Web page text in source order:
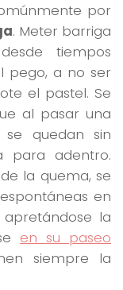
por
. Meter barriga
tiempos
pego, a no ser
el pastel. Se
al pasar una
quedan sin
para adentro.
la quema, se
en
la
en su paseo
siempre la